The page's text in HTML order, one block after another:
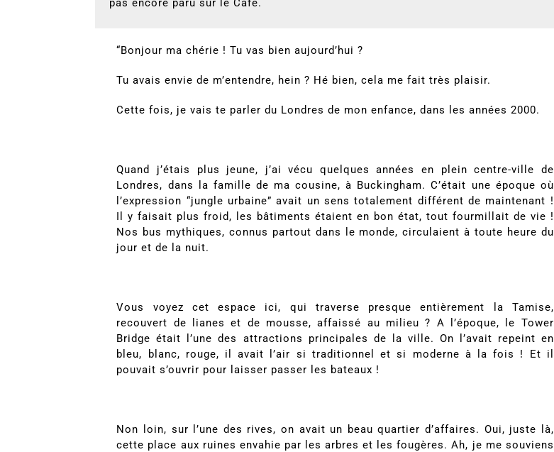
pas encore paru sur le Café.
“Bonjour ma chérie ! Tu vas bien aujourd’hui ?
Tu avais envie de m’entendre, hein ? Hé bien, cela me fait très plaisir.
Cette fois, je vais te parler du Londres de mon enfance, dans les années 2000.
Quand j’étais plus jeune, j’ai vécu quelques années en plein centre-ville de
Londres, dans la famille de ma cousine, à Buckingham. C’était une époque où
l’expression “jungle urbaine” avait un sens totalement différent de maintenant !
Il y faisait plus froid, les bâtiments étaient en bon état, tout fourmillait de vie !
Nos bus mythiques, connus partout dans le monde, circulaient à toute heure du
jour et de la nuit.
Vous voyez cet espace ici, qui traverse presque entièrement la Tamise,
recouvert de lianes et de mousse, affaissé au milieu ? A l’époque, le Tower
Bridge était l’une des attractions principales de la ville. On l’avait repeint en
bleu, blanc, rouge, il avait l’air si traditionnel et si moderne à la fois ! Et il
pouvait s’ouvrir pour laisser passer les bateaux !
Non loin, sur l’une des rives, on avait un beau quartier d’affaires. Oui, juste là,
cette place aux ruines envahie par les arbres et les fougères. Ah, je me souviens